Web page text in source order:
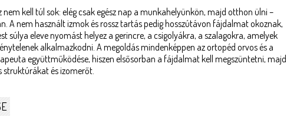
nem kell túl sok: elég csak egész nap a munkahelyünkön, majd otthon ülni –
A nem használt izmok és rossz tartás pedig hosszútávon fájdalmat okoznak,
súlya eleve nyomást helyez a gerincre, a csigolyákra, a szalagokra, amelyek
alkalmazkodni. A megoldás mindenképpen az ortopéd orvos és a
együttműködése, hiszen elsősorban a fájdalmat kell megszüntetni, majd
struktúrákat és izomerőt.